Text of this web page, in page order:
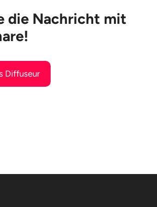
die Nachricht mit
Diffuseur